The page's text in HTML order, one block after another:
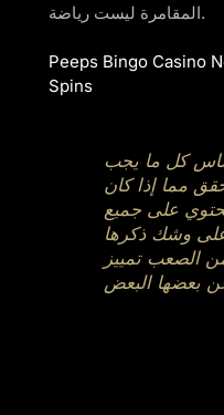
المقامرة ليست رياضة.
Peeps Bingo Casino
Spins
كل ما يجب
مما إذا كان
على جميع
وشك ذكرها
الصعب تمييز